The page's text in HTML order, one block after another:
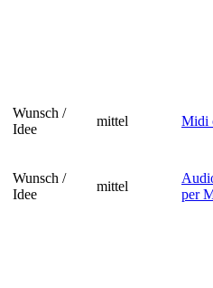
Wunsch /
Idee
mittel Midi
Wunsch /
Idee
mittel
per